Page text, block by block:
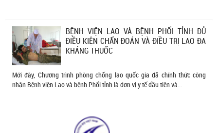
BỆNH VIỆN LAO VÀ BỆNH PHỔI TỈNH ĐỦ
ĐIỀU KIỆN CHẨN ĐOÁN VÀ ĐIỀU TRỊ LAO ĐA
KHÁNG THUỐC
Mới đây, Chương trình phòng chống lao quốc gia đã chính thức công
nhận Bệnh viện Lao và bệnh Phổi tỉnh là đơn vị y tế đầu tiên và...